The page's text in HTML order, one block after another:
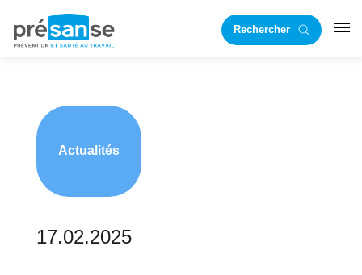
principale
RechercherRST
Actualités
17.02.2025